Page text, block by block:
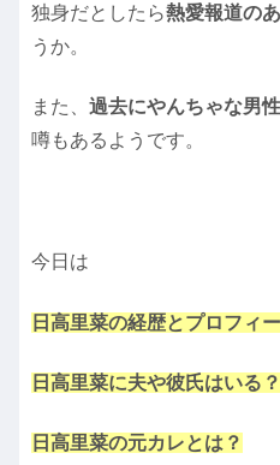
独身だとしたら熱愛報道の
うか。
また、 過去にやんちゃな男
噂もあるようです。
今日は
日高里菜の経歴とプロフィ
日高里菜に夫や彼氏はいる？
日高里菜の元カレとは？